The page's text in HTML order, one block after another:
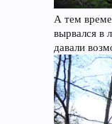
А тем
вырвался в
давали